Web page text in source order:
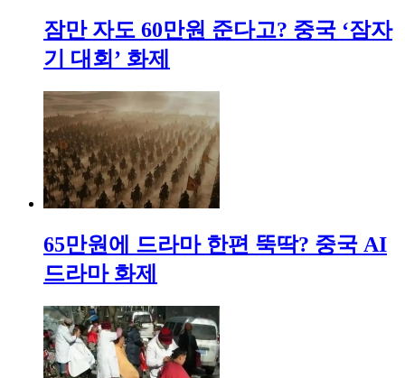
잠만 자도 60만원 준다고? 중국 ‘잠자
기 대회’ 화제
65만원에 드라마 한편 뚝딱? 중국 AI
드라마 화제